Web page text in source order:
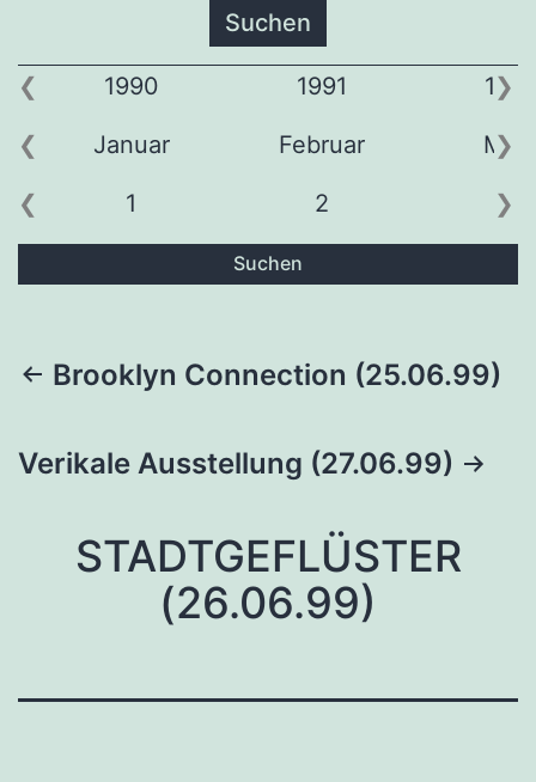
1990 1991
Januar Februar
1 2 3
Suchen
Beitragsnavigation
Brooklyn Connection (25.06.99)
Verikale Ausstellung (27.06.99)
STADTGEFLÜSTER
(26.06.99)